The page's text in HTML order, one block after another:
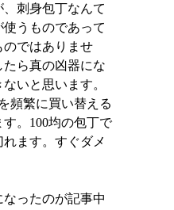
刺身包丁なんて
うものであって
ではありませ
ら真の凶器にな
いと思います。
頻繁に買い替える
。 100均の包丁で
ます。すぐダメ
ったのが記事中